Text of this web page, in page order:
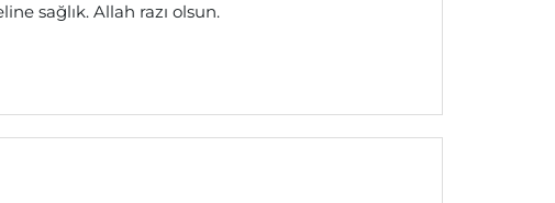
sağlık. Allah razı olsun.